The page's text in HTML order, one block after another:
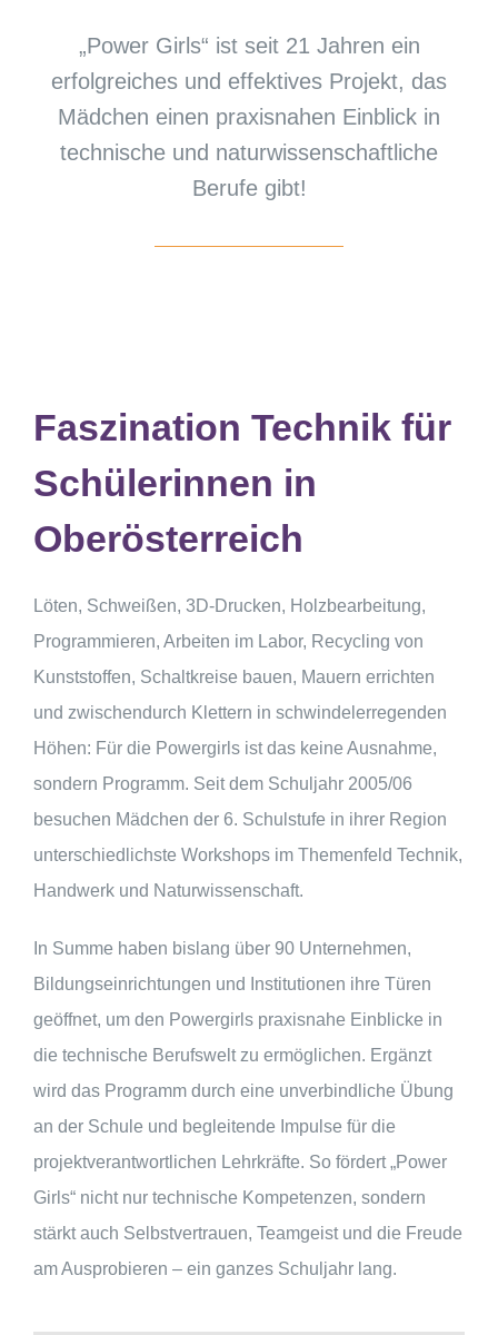
„Power Girls“ ist seit 21 Jahren ein
erfolgreiches und effektives Projekt, das
Mädchen einen praxisnahen Einblick in
technische und naturwissenschaftliche
Berufe gibt!
Faszination Technik für
Schülerinnen in
Oberösterreich
Löten, Schweißen, 3D-Drucken, Holzbearbeitung,
Programmieren, Arbeiten im Labor, Recycling von
Kunststoffen, Schaltkreise bauen, Mauern errichten
und zwischendurch Klettern in schwindelerregenden
Höhen: Für die Powergirls ist das keine Ausnahme,
sondern Programm. Seit dem Schuljahr 2005/06
besuchen Mädchen der 6. Schulstufe in ihrer Region
unterschiedlichste Workshops im Themenfeld Technik,
Handwerk und Naturwissenschaft.
In Summe haben bislang über 90 Unternehmen,
Bildungseinrichtungen und Institutionen ihre Türen
geöffnet, um den Powergirls praxisnahe Einblicke in
die technische Berufswelt zu ermöglichen. Ergänzt
wird das Programm durch eine unverbindliche Übung
an der Schule und begleitende Impulse für die
projektverantwortlichen Lehrkräfte. So fördert „Power
Girls“ nicht nur technische Kompetenzen, sondern
stärkt auch Selbstvertrauen, Teamgeist und die Freude
am Ausprobieren – ein ganzes Schuljahr lang.